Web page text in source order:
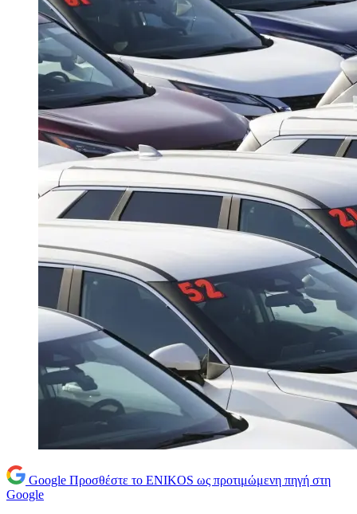
Google Προσθέστε το ENIKOS ως προτιμώμενη πηγή στη
Google